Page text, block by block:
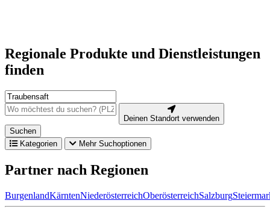
Regionale Produkte und Dienstleistungen
finden
Deinen Standort verwenden
Suchen
Kategorien
Mehr Suchoptionen
Partner nach Regionen
BurgenlandKärntenNiederösterreichOberösterreichSalzburg